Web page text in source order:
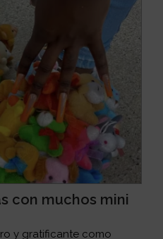
con muchos mini
y gratificante como